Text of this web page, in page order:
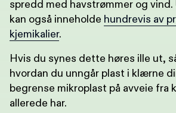
spredd med havstrømmer og
kan også inneholde hundrevis av
kjemikalier.
Hvis du synes dette høres ille ut,
hvordan du unngår plast i klærne
begrense mikroplast på avveie fra
allerede har.